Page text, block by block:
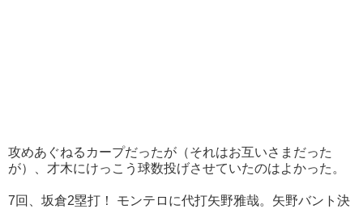
攻めあぐねるカープだったが（それはお互いさまだった
が）、才木にけっこう球数投げさせていたのはよかった。
7回、坂倉2塁打！ モンテロに代打矢野雅哉。矢野バント決